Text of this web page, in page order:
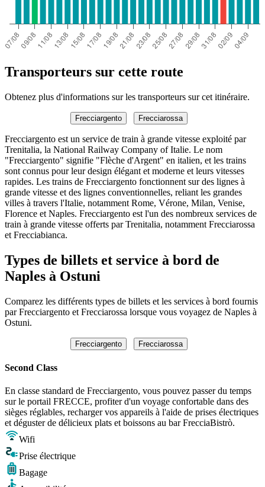
Transporteurs sur cette route
Obtenez plus d'informations sur les transporteurs sur cet itinéraire.
Frecciargento Frecciarossa
Frecciargento est un service de train à grande vitesse exploité par
Trenitalia, la National Railway Company of Italie. Le nom
"Frecciargento" signifie "Flèche d'Argent" en italien, et les trains
sont connus pour leur design élégant et moderne et leurs vitesses
rapides. Les trains de Frecciargento fonctionnent sur des lignes à
grande vitesse et des lignes conventionnelles, reliant les grandes
villes à travers l'Italie, notamment Rome, Vérone, Milan, Venise,
Florence et Naples. Frecciargento est l'un des nombreux services de
train à grande vitesse offerts par Trenitalia, notamment Frecciarossa
et Frecciabianca.
Types de billets et service à bord de
Naples à Ostuni
Comparez les différents types de billets et les services à bord fournis
par Frecciargento et Frecciarossa lorsque vous voyagez de Naples à
Ostuni.
Frecciargento Frecciarossa
Second Class
En classe standard de Frecciargento, vous pouvez passer du temps
sur le portail FRECCE, profiter d'un voyage confortable dans des
sièges réglables, recharger vos appareils à l'aide de prises électriques
et déguster de délicieux plats et boissons au bar FrecciaBistrò.
Wifi
Prise électrique
Bagage